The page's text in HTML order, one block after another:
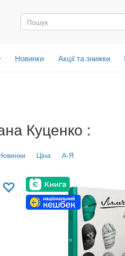
Новинки Акції та знижки
Куценко :
Ціна А-Я